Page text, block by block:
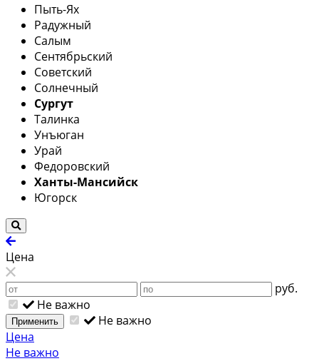
Пыть-Ях
Радужный
Салым
Сентябрьский
Советский
Солнечный
Сургут
Талинка
Унъюган
Урай
Федоровский
Ханты-Мансийск
Югорск
Цена
руб.
Не важно
Применить
Не важно
Цена
Не важно